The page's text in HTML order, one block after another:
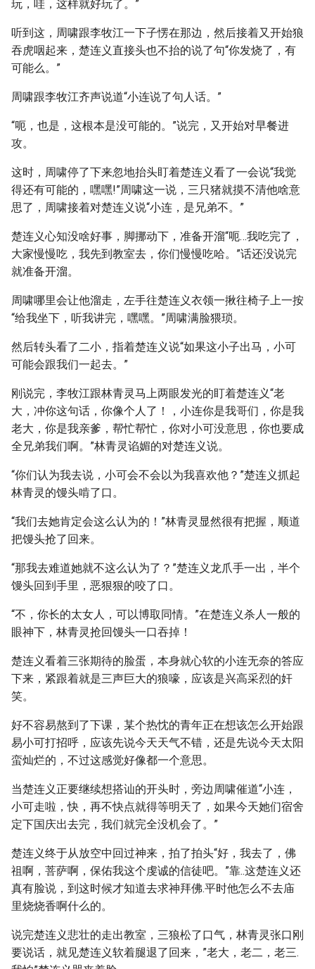
玩，哇，这样就好玩了。”
听到这，周啸跟李牧江一下子愣在那边，然后接着又开始狼
吞虎咽起来，楚连义直接头也不抬的说了句“你发烧了，有
可能么。”
周啸跟李牧江齐声说道“小连说了句人话。”
“呃，也是，这根本是没可能的。”说完，又开始对早餐进
攻。
这时，周啸停了下来忽地抬头盯着楚连义看了一会说“我觉
得还有可能的，嘿嘿!”周啸这一说，三只猪就摸不清他啥意
思了，周啸接着对楚连义说“小连，是兄弟不。”
楚连义心知没啥好事，脚挪动下，准备开溜“呃…我吃完了，
大家慢慢吃，我先到教室去，你们慢慢吃哈。”话还没说完
就准备开溜。
周啸哪里会让他溜走，左手往楚连义衣领一揪往椅子上一按
“给我坐下，听我讲完，嘿嘿。”周啸满脸猥琐。
然后转头看了二小，指着楚连义说“如果这小子出马，小可
可能会跟我们一起去。”
刚说完，李牧江跟林青灵马上两眼发光的盯着楚连义“老
大，冲你这句话，你像个人了！，小连你是我哥们，你是我
老大，你是我亲爹，帮忙帮忙，你对小可没意思，你也要成
全兄弟我们啊。”林青灵谄媚的对楚连义说。
“你们认为我去说，小可会不会以为我喜欢他？”楚连义抓起
林青灵的馒头啃了口。
“我们去她肯定会这么认为的！”林青灵显然很有把握，顺道
把馒头抢了回来。
“那我去难道她就不这么认为了？”楚连义龙爪手一出，半个
馒头回到手里，恶狠狠的咬了口。
“不，你长的太女人，可以博取同情。”在楚连义杀人一般的
眼神下，林青灵抢回馒头一口吞掉！
楚连义看着三张期待的脸蛋，本身就心软的小连无奈的答应
下来，紧跟着就是三声巨大的狼嚎，应该是兴高采烈的奸
笑。
好不容易熬到了下课，某个热忱的青年正在想该怎么开始跟
易小可打招呼，应该先说今天天气不错，还是先说今天太阳
蛮灿烂的，不过这感觉好像都一个意思。
当楚连义正要继续想搭讪的开头时，旁边周啸催道“小连，
小可走啦，快，再不快点就得等明天了，如果今天她们宿舍
定下国庆出去完，我们就完全没机会了。”
楚连义终于从放空中回过神来，拍了拍头“好，我去了，佛
祖啊，菩萨啊，保佑我这个虔诚的信徒吧。”靠..这楚连义还
真有脸说，到这时候才知道去求神拜佛.平时他怎么不去庙
里烧烧香啊什么的。
说完楚连义悲壮的走出教室，三狼松了口气，林青灵张口刚
要说话，就见楚连义软着腿退了回来，”老大，老二，老三.